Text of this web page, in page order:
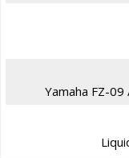
Yamaha FZ-